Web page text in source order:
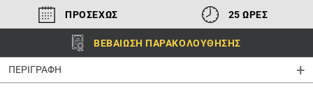
ΠΡΟΣΕΧΩΣ 25 ΩΡΕΣ
ΒΕΒΑΙΩΣΗ ΠΑΡΑΚΟΛΟΥΘΗΣΗΣ
ΠΕΡΙΓΡΑΦΗ